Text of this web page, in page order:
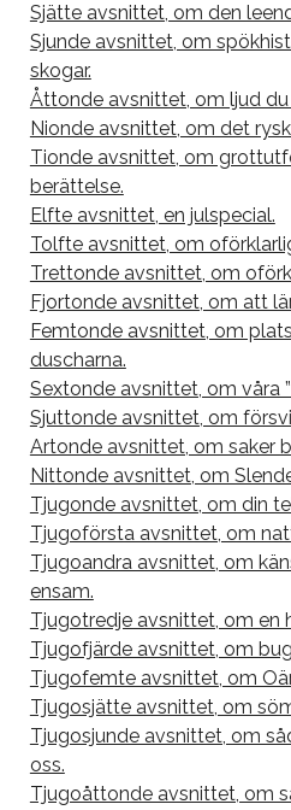
Sjätte avsnittet, om den
Sjunde avsnittet, om
skogar.
Åttonde avsnittet, om ljud du
Nionde avsnittet, om det
Tionde avsnittet, om
berättelse.
Elfte avsnittet, en julspecial.
Tolfte avsnittet, om
Trettonde avsnittet, om
Fjortonde avsnittet, om att
Femtonde avsnittet, om
duscharna.
Sextonde avsnittet, om våra
Sjuttonde avsnittet, om
Artonde avsnittet, om saker
Nittonde avsnittet, om
Tjugonde avsnittet, om din
Tjugoförsta avsnittet, om
Tjugoandra avsnittet, om
ensam.
Tjugotredje avsnittet, om en
Tjugofjärde avsnittet, om
Tjugofemte avsnittet, om
Tjugosjätte avsnittet, om
Tjugosjunde avsnittet, om
oss.
Tjugoåttonde avsnittet, om